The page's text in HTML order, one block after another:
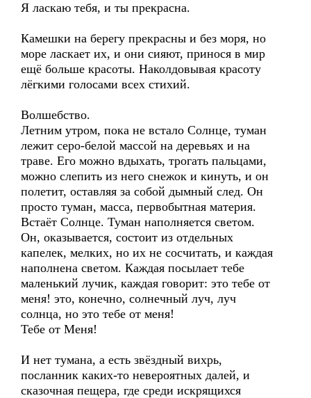
Я ласкаю тебя, и ты прекрасна.
Камешки на берегу прекрасны и без моря, но
море ласкает их, и они сияют, принося в мир
ещё больше красоты. Наколдовывая красоту
лёгкими голосами всех стихий.
Волшебство.
Летним утром, пока не встало Солнце, туман
лежит серо-белой массой на деревьях и на
траве. Его можно вдыхать, трогать пальцами,
можно слепить из него снежок и кинуть, и он
полетит, оставляя за собой дымный след. Он
просто туман, масса, первобытная материя.
Встаёт Солнце. Туман наполняется светом.
Он, оказывается, состоит из отдельных
капелек, мелких, но их не сосчитать, и каждая
наполнена светом. Каждая посылает тебе
маленький лучик, каждая говорит: это тебе от
меня! это, конечно, солнечный луч, луч
солнца, но это тебе от меня!
Тебе от Меня!
И нет тумана, а есть звёздный вихрь,
посланник каких-то невероятных далей, и
сказочная пещера, где среди искрящихся